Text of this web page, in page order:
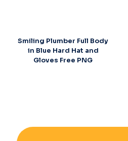
Smiling Plumber Full Body
in Blue Hard Hat and
Gloves Free PNG